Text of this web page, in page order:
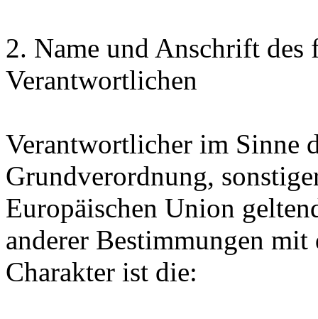
2. Name und Anschrift des
Verantwortlichen
Verantwortlicher im Sinne
Grundverordnung,
Europäischen Union
anderer Bestimmungen
Charakter ist die: